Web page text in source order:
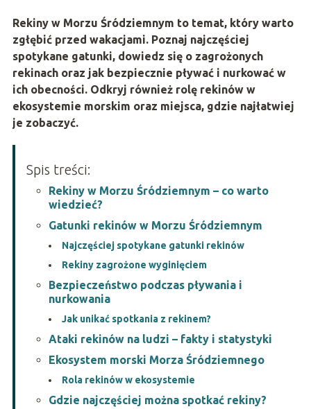
Rekiny w Morzu Śródziemnym to temat, który warto
zgłębić przed wakacjami. Poznaj najczęściej
spotykane gatunki, dowiedz się o zagrożonych
rekinach oraz jak bezpiecznie pływać i nurkować w
ich obecności. Odkryj również rolę rekinów w
ekosystemie morskim oraz miejsca, gdzie najłatwiej
je zobaczyć.
Spis treści:
Rekiny w Morzu Śródziemnym – co warto
wiedzieć?
Gatunki rekinów w Morzu Śródziemnym
Najczęściej spotykane gatunki rekinów
Rekiny zagrożone wyginięciem
Bezpieczeństwo podczas pływania i
nurkowania
Jak unikać spotkania z rekinem?
Ataki rekinów na ludzi – fakty i statystyki
Ekosystem morski Morza Śródziemnego
Rola rekinów w ekosystemie
Gdzie najczęściej można spotkać rekiny?